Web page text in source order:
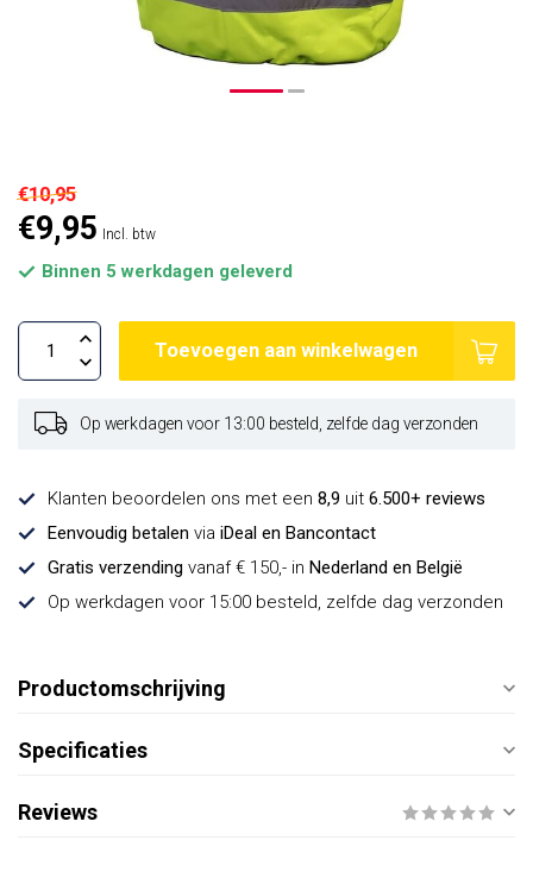
€10,95
€9,95 Incl. btw
Binnen 5 werkdagen geleverd
Toevoegen aan winkelwagen
Op werkdagen voor 13:00 besteld, zelfde dag verzonden
Klanten beoordelen ons met een 8,9 uit 6.500+ reviews
Eenvoudig betalen via iDeal en Bancontact
Gratis verzending vanaf € 150,- in Nederland en België
Op werkdagen voor 15:00 besteld, zelfde dag verzonden
Productomschrijving
Specificaties
Reviews